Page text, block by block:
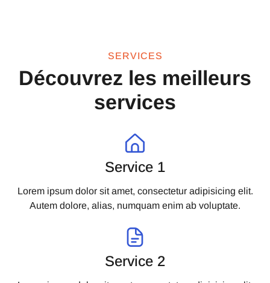
SERVICES
Découvrez les meilleurs
services
Service 1
Lorem ipsum dolor sit amet, consectetur adipisicing elit.
Autem dolore, alias, numquam enim ab voluptate.
Service 2